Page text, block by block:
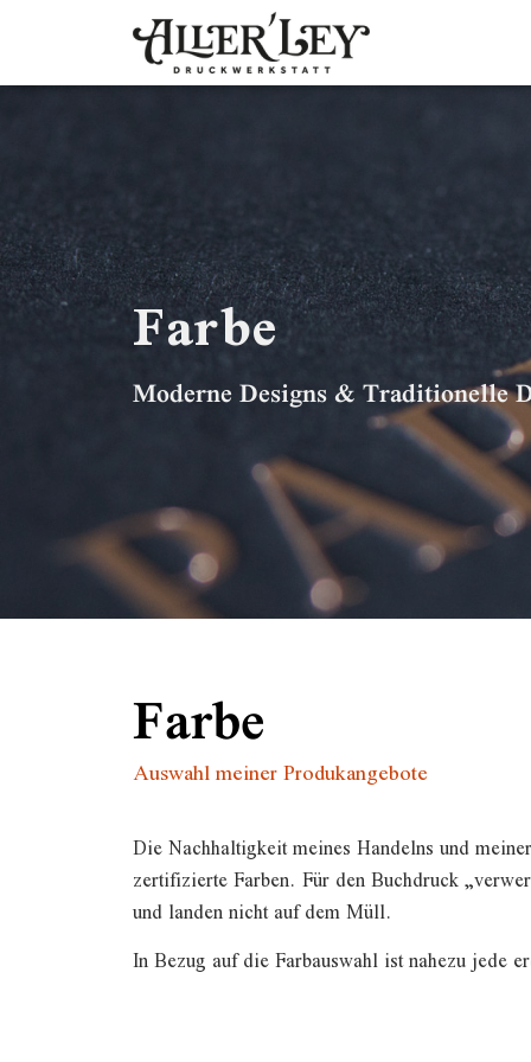
Farbe
Moderne Designs & Traditionelle
Farbe
Auswahl meiner Produkangebote
Die Nachhaltigkeit meines Handelns und
zertifizierte Farben. Für den Buchdruck
und landen nicht auf dem Müll.
In Bezug auf die Farbauswahl ist nahezu jede